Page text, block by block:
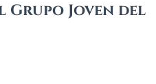
Grupo Joven del